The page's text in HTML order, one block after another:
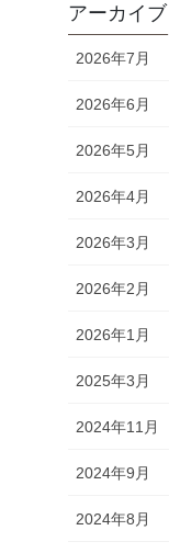
アーカイブ
2026年7月
2026年6月
2026年5月
2026年4月
2026年3月
2026年2月
2026年1月
2025年3月
2024年11月
2024年9月
2024年8月